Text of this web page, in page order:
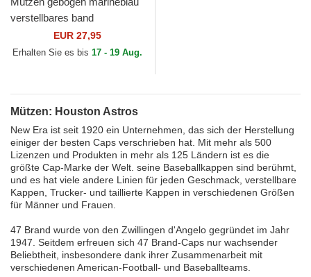
verstellbares band
9TWENTY Core Classic der
Houston Astros MLB von
EUR 27,95
Erhalten Sie es bis 17 - 19 Aug.
Mützen: Houston Astros
New Era ist seit 1920 ein Unternehmen, das sich der Herstellung
einiger der besten Caps verschrieben hat. Mit mehr als 500
Lizenzen und Produkten in mehr als 125 Ländern ist es die
größte Cap-Marke der Welt. seine Baseballkappen sind berühmt,
und es hat viele andere Linien für jeden Geschmack, verstellbare
Kappen, Trucker- und taillierte Kappen in verschiedenen Größen
für Männer und Frauen.
47 Brand wurde von den Zwillingen d'Angelo gegründet im Jahr
1947. Seitdem erfreuen sich 47 Brand-Caps nur wachsender
Beliebtheit, insbesondere dank ihrer Zusammenarbeit mit
verschiedenen American-Football- und Baseballteams.